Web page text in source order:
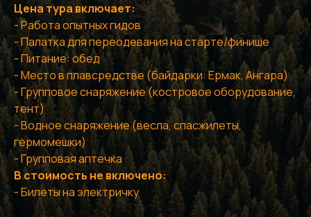
Цена тура включает:
- Работа опытных гидов
- Палатка для переодевания на старте/финише
- Питание: обед
- Место в плавсредстве (байдарки: Ермак, Ангара)
- Групповое снаряжение (костровое оборудование,
тент)
- Водное снаряжение (весла, спасжилеты,
гермомешки)
- Групповая аптечка
В стоимость не включено:
- Билеты на электричку